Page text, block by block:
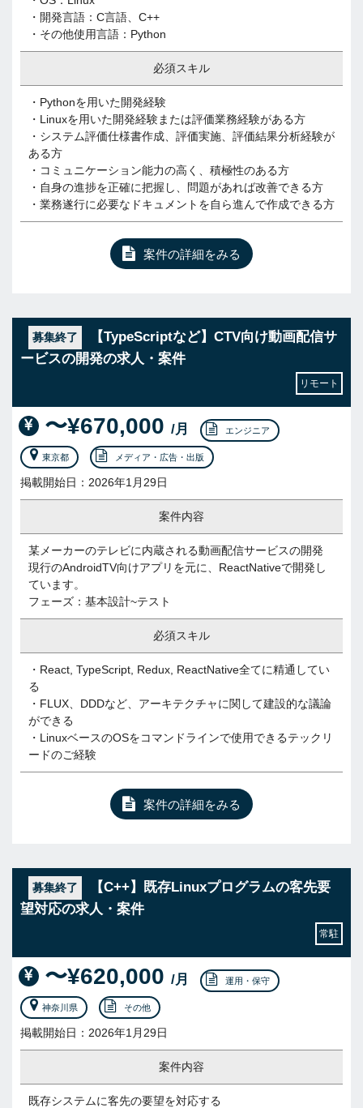
・開発言語：C言語、C++
・その他使用言語：Python
必須スキル
・Pythonを用いた開発経験
・Linuxを用いた開発経験または評価業務経験がある方
・システム評価仕様書作成、評価実施、評価結果分析経験が
ある方
・コミュニケーション能力の高く、積極性のある方
・自身の進捗を正確に把握し、問題があれば改善できる方
・業務遂行に必要なドキュメントを自ら進んで作成できる方
案件の詳細をみる
募集終了
【TypeScriptなど】CTV向け動画配信サ
ービスの開発の求人・案件
リモート
〜¥670,000 /月 エンジニア
東京都 メディア・広告・出版
掲載開始日：2026年1月29日
案件内容
某メーカーのテレビに内蔵される動画配信サービスの開発
現行のAndroidTV向けアプリを元に、ReactNativeで開発し
ています。
フェーズ：基本設計~テスト
必須スキル
・React, TypeScript, Redux, ReactNative全てに精通してい
る
・FLUX、DDDなど、アーキテクチャに関して建設的な議論
ができる
・LinuxベースのOSをコマンドラインで使用できるテックリ
ードのご経験
案件の詳細をみる
募集終了
【C++】既存Linuxプログラムの客先要
望対応の求人・案件
常駐
〜¥620,000 /月 運用・保守
神奈川県 その他
掲載開始日：2026年1月29日
案件内容
既存システムに客先の要望を対応する